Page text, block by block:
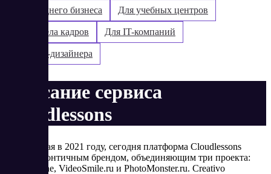
Для среднего бизнеса Для учебных центров
Для отдела кадров Для IT-компаний
Для web-дизайнера
Описание сервиса
Cloudlessons
Запущенная в 2021 году, сегодня платформа Cloudlessons
является зонтичным брендом, объединяющим три проекта:
Creativo.one, VideoSmile.ru и PhotoMonster.ru. Creativo